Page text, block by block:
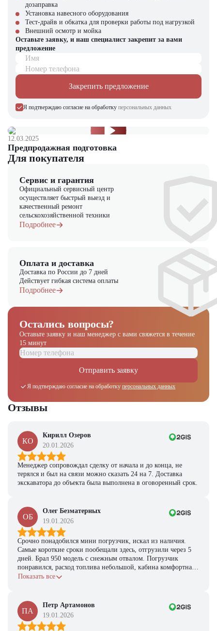
Почему стоит выбрать TRF E30-3i4?
Высокая надежность в тяжелых условиях эксплуатации
Оптимальная мощность при нулевом уровне выбросов
Современные технологии управления и безопасности
Экономия на обслуживании и электроэнергии
Подходит как для внутренней, так и внешней эксплуатации
Купить электрический вилочный погрузчик TRF E30-3i4 в
Компания "ЦТО" – официальный дилер техники TRF,
предлагающий новые модели складского оборудования с гарантией.
погрузчиков, малой складской техники, навесного оборудования,
запчасти для долгосрочной эксплуатации, профессиональные
консультации по выбору техники.
Мы осуществляем быструю доставку по всей России и
📞 Звоните прямо сейчас для уточнения деталей и оформления
заказа!
Выбирайте надежность и качество – выбирайте TRF E30-3i4 в
"ЦТО"!
дозаправка
Установка навесного оборудования
Тест-драйв и обкатка для проверки работы под нагрузкой
Внешний осмотр и мойка
Оставьте заявку, и наш специалист закрепит за вами
предложение
Имя
Номер телефона
Закрепить предложение
Я подтверждаю согласие на обработку персональных данных
12.03.2025
Предпродажная подготовка
Для покупателя
Сервис и гарантия
Официальный сервисный центр
осуществляет быстрый выезд и
качественный ремонт
сельскохозяйственной техники
Подробнее
Оплата и доставка
Доставка по России до 7 дней
Действует гибкая система оплаты
Подробнее
Остались вопросы?
Оставьте заявку и наш менеджер с вами свяжется в течение
15 минут
Отправить заявку
Я подтверждаю согласие на обработку персональных данных
Отзывы
КО
Кирилл Озеров
20.01.2026
Менеджер сопровождал сделку от начала и до конца, не
терялся и был на связи можно сказать 24 на 7. Доставка
экскаватора до объекта была выполнена в оговоренный срок.
ОБ
Олег Безматерных
19.01.2026
Срочно понадобился мини погрузчик, искал из наличия.
Самые короткие сроки пообещали здесь, отгрузили через 5
дней. Брал 950 модель с снежным отвалом. Погрузчик
понравился, расход топлива небольшой, кабина комфортная,
с задачами справляется.
Показать все
ПА
Петр Артамонов
19.01.2026